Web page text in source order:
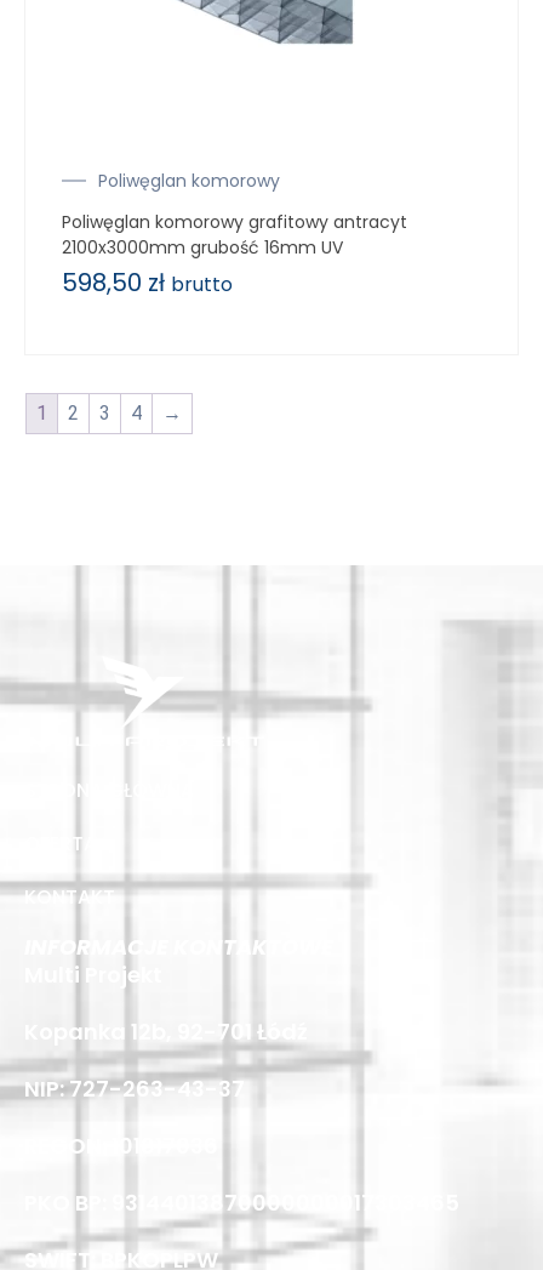
Poliwęglan komorowy
Poliwęglan komorowy grafitowy antracyt
2100x3000mm grubość 16mm UV
598,50 zł brutto
1 2 3 4 →
STRONA GŁÓWNA
OFERTA
KONTAKT
INFORMACJE KONTAKTOWE
Multi Projekt
Kopanka 12b, 92-701 Łódź
NIP: 727-263-43-37
REGON: 101817036
PKO BP: 93144013870000000017303465
SWIFT: BPKOPLPW